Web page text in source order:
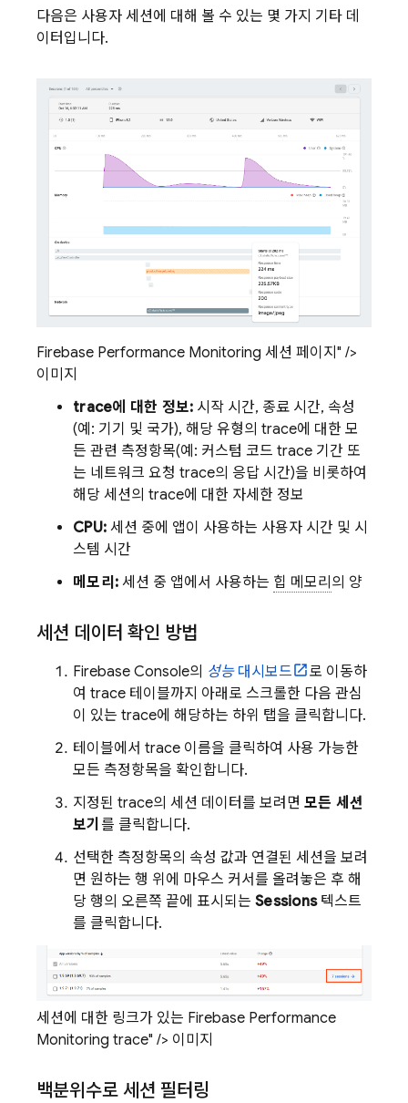
다음은 사용자 세션에 대해 볼 수 있는 몇 가지 기타 데
이터입니다.
Firebase Performance Monitoring 세션 페이지" />
이미지
trace에 대한 정보: 시작 시간, 종료 시간, 속성
(예: 기기 및 국가), 해당 유형의 trace에 대한 모
든 관련 측정항목(예: 커스텀 코드 trace 기간 또
는 네트워크 요청 trace의 응답 시간)을 비롯하여
해당 세션의 trace에 대한 자세한 정보
CPU: 세션 중에 앱이 사용하는 사용자 시간 및 시
스템 시간
메모리: 세션 중 앱에서 사용하는 힙 메모리 의 양
세션 데이터 확인 방법
Firebase Console의 성능대시보드
로 이동하
여 trace 테이블까지 아래로 스크롤한 다음 관심
이 있는 trace에 해당하는 하위 탭을 클릭합니다.
테이블에서 trace 이름을 클릭하여 사용 가능한
모든 측정항목을 확인합니다.
지정된 trace의 세션 데이터를 보려면 모든 세션
보기 를 클릭합니다.
선택한 측정항목의 속성 값과 연결된 세션을 보려
면 원하는 행 위에 마우스 커서를 올려놓은 후 해
당 행의 오른쪽 끝에 표시되는 Sessions텍스트
를 클릭합니다.
세션에 대한 링크가 있는 Firebase Performance
Monitoring trace" /> 이미지
백분위수로 세션 필터링